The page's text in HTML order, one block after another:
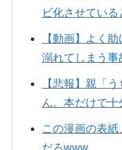
ビ化させてい
【動画】よく
溺れてしまう事
【悲報】親「
ん。本だけで
この漫画の表
だろwww